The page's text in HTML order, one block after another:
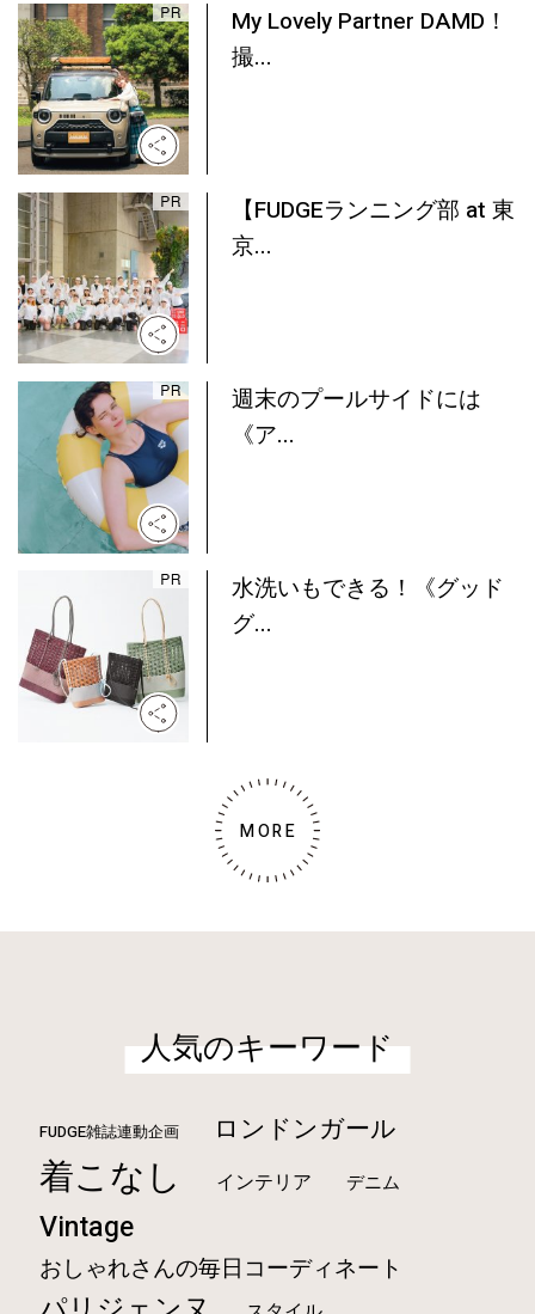
My Lovely Partner DAMD！
撮...
【FUDGEランニング部 at 東
京...
週末のプールサイドには
《ア...
水洗いもできる！《グッド
グ...
MORE
人気のキーワード
FUDGE雑誌連動企画 ロンドンガール
着こなし インテリア デニム
Vintage
おしゃれさんの毎日コーディネート